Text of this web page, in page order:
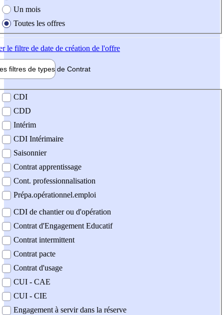
Un mois
Toutes les offres
le filtre de date de création de l'offre
filtres de types de Contrat
contrat
CDI
CDD
Intérim
CDI Intérimaire
Saisonnier
Contrat apprentissage
Cont. professionnalisation
Prépa.opérationnel.emploi
CDI de chantier ou d'opération
Contrat d'Engagement Educatif
Contrat intermittent
Contrat pacte
Contrat d'usage
CUI - CAE
CUI - CIE
Engagement à servir dans la réserve